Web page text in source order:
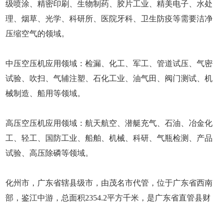
级喷涂、精密印刷、生物制药、胶片工业、精美电子、水处
理、烟草、光学、科研所、医院牙科、卫生防疫等需要洁净
压缩空气的领域。
中压空压机应用领域：检漏、化工、军工、管道试压、气密
试验、吹扫、气辅注塑、石化工业、油气田、阀门测试、机
械制造、船用等领域。
高压空压机应用领域：航天航空、潜艇充气、石油、冶金化
工、轻工、国防工业、船舶、机械、科研、气瓶检测、产品
试验、高压除磷等领域。
化州市，广东省辖县级市，由茂名市代管，位于广东省西南
部，鉴江中游，总面积2354.2平方千米，是广东省直管县财